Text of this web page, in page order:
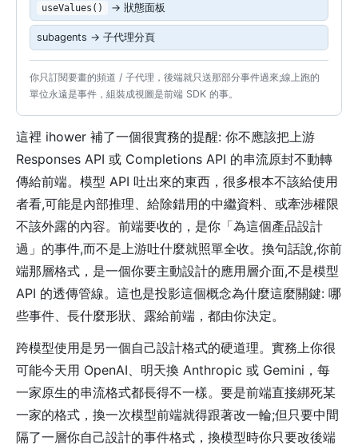
useValues() → 狀態面板
subagents → 子代理分頁
你只訂閱要畫的頻道 / 子代理，後端就只送那部分事件過來;線上跑的
單位永遠是事件，組裝成視圖是前端 SDK 的事。
這裡 ihower 補了一個很實務的提醒: 你不應該把上游
Responses API 或 Completions API 的串流原封不動轉
傳給前端。模型 API 吐出來的東西，很多根本不該給使用
者看,可能是內部推理、給除錯用的中繼資料、或牽涉權限
不該外露的內容。前端要收的，是你「為這個產品設計
過」的事件,而不是上游吐什麼就照單全收。換句話說,你前
端那層格式，是一個你要主動設計的應用層介面,不是模型
API 的透傳管線。這也是投影這個概念為什麼這麼關鍵: 哪
些事件、長什麼形狀、露給前端，都由你決定。
跨模型使用是另一個自己設計格式的硬道理。實務上你很
可能今天用 OpenAI、明天換 Anthropic 或 Gemini，每
一家原生的串流格式都長得不一樣。要是前端直接綁死某
一家的格式，換一次模型前端就得跟著改一輪;但只要中間
隔了一層你自己設計的事件格式，換模型時你只要改後端